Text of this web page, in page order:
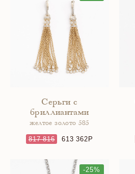
Серьги с
бриллиантами
желтое золото 585
817 816 613 362
-25%